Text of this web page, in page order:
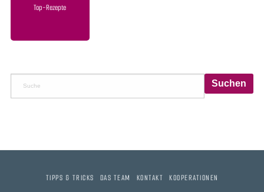
Top-Rezepte
TIPPS & TRICKS DAS TEAM KONTAKT KOOPERATIONEN